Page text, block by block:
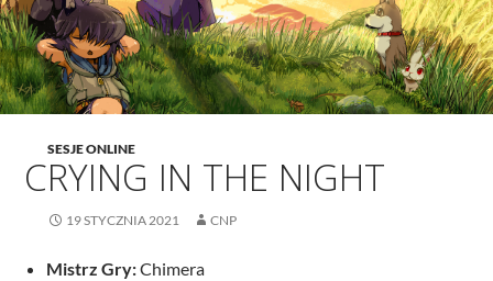
SESJE ONLINE
CRYING IN THE NIGHT
19 STYCZNIA 2021 CNP
Mistrz Gry:Chimera